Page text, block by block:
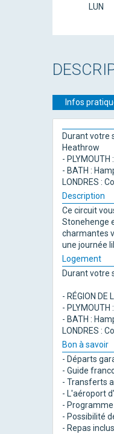
LUN
Infos
Durant votre
Heathrow
-
- BATH :
LONDRES :
Description
Ce circuit
Stonehenge
charmantes
une journée
Logement
Durant votre
- RÉGION
-
- BATH :
LONDRES :
Bon à savoir
- Départs
- Guide
- Transferts
- L'aéroport
-
- Possibilité
- Repas